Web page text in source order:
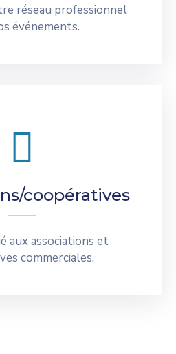
réseau professionnel
événements.
coopératives
aux associations et
commerciales.